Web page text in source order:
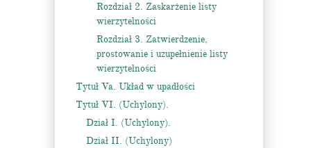
Rozdział 2. Zaskarżenie listy
wierzytelności
Rozdział 3. Zatwierdzenie,
prostowanie i uzupełnienie listy
wierzytelności
Tytuł Va. Układ w upadłości
Tytuł VI. (Uchylony).
Dział I. (Uchylony).
Dział II. (Uchylony)